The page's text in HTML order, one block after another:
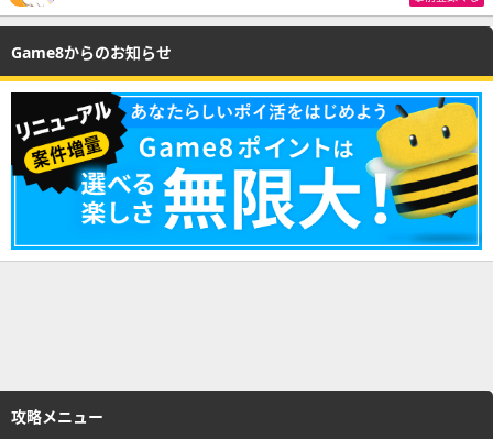
Game8からのお知らせ
攻略メニュー